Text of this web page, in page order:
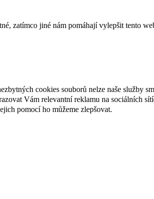
zatímco jiné nám pomáhají vylepšit tento
cookies souborů nelze naše služby
Vám relevantní reklamu na sociálních
pomocí ho můžeme zlepšovat.